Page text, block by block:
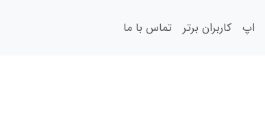
اپ کاربران برتر تماس با ما